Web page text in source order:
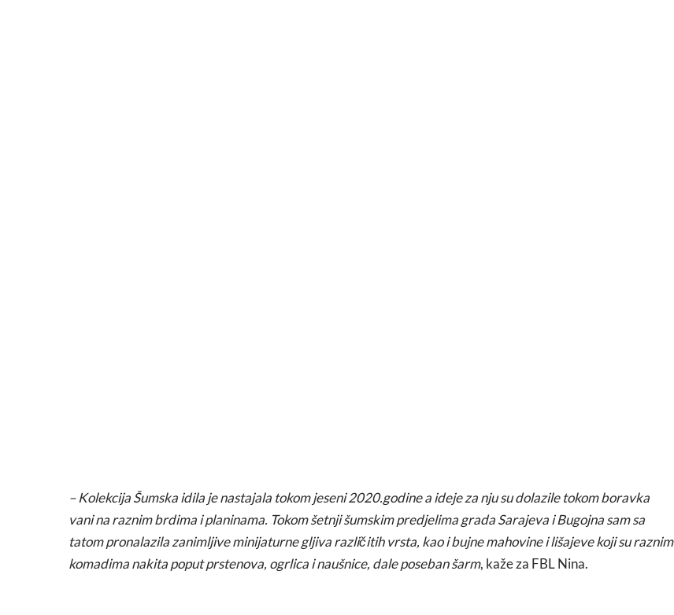
– Kolekcija Šumska idila je nastajala tokom jeseni 2020.godine a ideje za nju su dolazile tokom boravka
vani na raznim brdima i planinama. Tokom šetnji šumskim predjelima grada Sarajeva i Bugojna sam sa
tatom pronalazila zanimljive minijaturne gljiva različitih vrsta, kao i bujne mahovine i lišajeve koji su raznim
komadima nakita poput prstenova, ogrlica i naušnice, dale poseban šarm, kaže za FBL Nina.